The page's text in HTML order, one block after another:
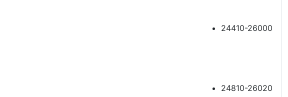
24410-26000
24810-26020